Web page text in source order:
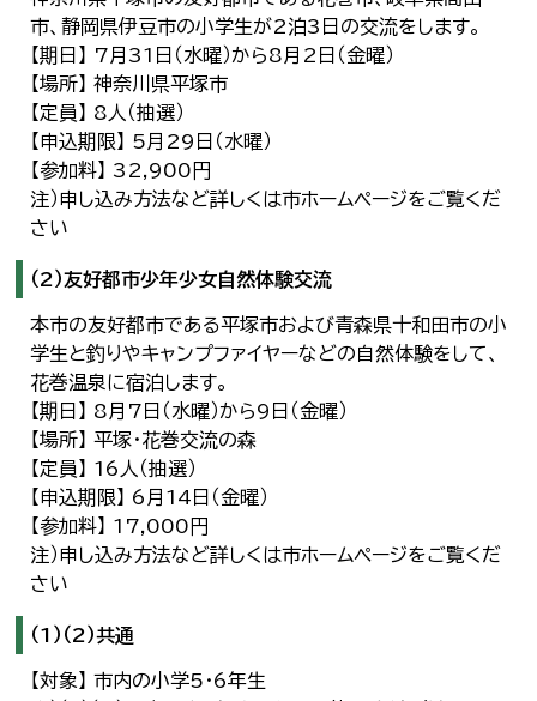
市、静岡県伊豆市の小学生が2泊3日の交流をします。
【期日】 7月31日（水曜）から8月2日（金曜）
【場所】 神奈川県平塚市
【定員】 8人（抽選）
【申込期限】 5月29日（水曜）
【参加料】 32,900円
注）申し込み方法など詳しくは市ホームページをご覧くだ
さい
（2）友好都市少年少女自然体験交流
本市の友好都市である平塚市および青森県十和田市の小
学生と釣りやキャンプファイヤーなどの自然体験をして、
花巻温泉に宿泊します。
【期日】 8月7日（水曜）から9日（金曜）
【場所】 平塚・花巻交流の森
【定員】 16人（抽選）
【申込期限】 6月14日（金曜）
【参加料】 17,000円
注）申し込み方法など詳しくは市ホームページをご覧くだ
さい
（1）（2）共通
【対象】 市内の小学5・6年生